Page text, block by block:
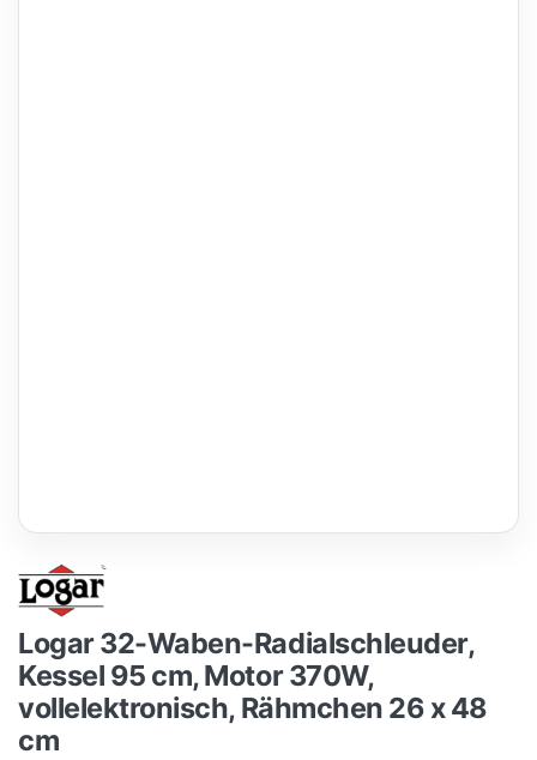
Logar 32-Waben-Radialschleuder,
Kessel 95 cm, Motor 370W,
vollelektronisch, Rähmchen 26 x 48
cm